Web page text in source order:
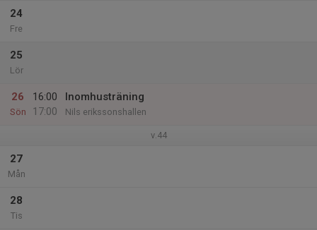
24
Fre
25
Lör
26
Sön
16:00
17:00
Inomhusträning
Nils erikssonshallen
v.44
27
Mån
28
Tis